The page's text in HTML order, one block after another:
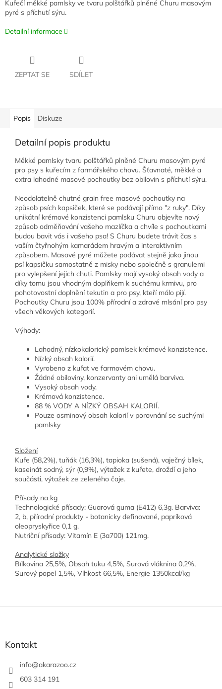
Kuřečí měkké pamlsky ve tvaru polštářků plněné Churu masovým
pyré s příchutí sýru.
Detailní informace
ZEPTAT SE SDÍLET
Popis Diskuze
Detailní popis produktu
Měkké pamlsky tvaru polštářků plněné Churu masovým pyré
pro psy s kuřecím z farmářského chovu. Šťavnaté, měkké a
extra lahodné masové pochoutky bez obilovin s příchutí sýru.
Neodolatelně chutné grain free masové pochoutky na
způsob psích kapsiček, které se podávají přímo "z ruky". Díky
unikátní krémové konzistenci pamlsku Churu objevíte nový
způsob odměňování vašeho mazlíčka a chvíle s pochoutkami
budou bavit vás i vašeho psa! S Churu budete trávit čas s
vaším čtyřnohým kamarádem hravým a interaktivním
způsobem. Masové pyré můžete podávat stejně jako jinou
psí kapsičku samostatně z misky nebo společně s granulemi
pro vylepšení jejich chuti. Pamlsky mají vysoký obsah vody a
díky tomu jsou vhodným doplňkem k suchému krmivu, pro
pohotovostní doplnění tekutin a pro psy, kteří málo pijí.
Pochoutky Churu jsou 100% přírodní a zdravé mlsání pro psy
všech věkových kategorií.
Výhody:
Lahodný, nízkokalorický pamlsek krémové konzistence.
Nízký obsah kalorií.
Vyrobeno z kuřat ve farmovém chovu.
Žádné obiloviny, konzervanty ani umělá barviva.
Vysoký obsah vody.
Krémová konzistence.
88 % VODY A NÍZKÝ OBSAH KALORIÍ.
Pouze osminový obsah kalorií v porovnání se suchými
pamlsky
Složení
Kuře (58,2%), tuňák (16,3%), tapioka (sušená), vaječný bílek,
kaseinát sodný, sýr (0,9%), výtažek z kuřete, droždí a jeho
součásti, výtažek ze zeleného čaje.
Přísady na kg
Technologické přísady: Guarová guma (E412) 6,3g. Barviva:
2, b, přírodní produkty - botanicky definované, papriková
oleopryskyřice 0,1 g.
Nutriční přísady: Vitamín E (3a700) 121mg.
Analytické složky
Bílkovina 25,5%, Obsah tuku 4,5%, Surová vláknina 0,2%,
Surový popel 1,5%, Vlhkost 66,5%, Energie 1350kcal/kg
Kontakt
info@akarazoo.cz
603 314 191